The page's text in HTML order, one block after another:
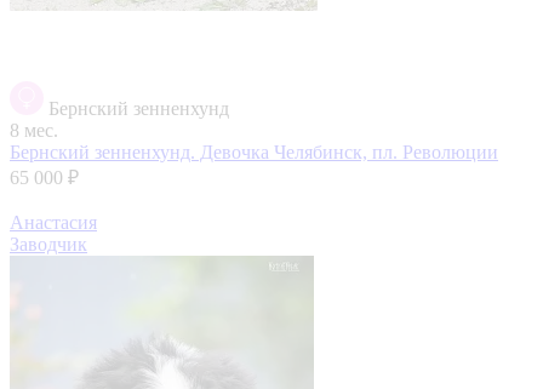
Бернский зенненхунд
8 мес.
Бернский зенненхунд. Девочка Челябинск, пл. Революции
65 000 ₽
Анастасия
Заводчик